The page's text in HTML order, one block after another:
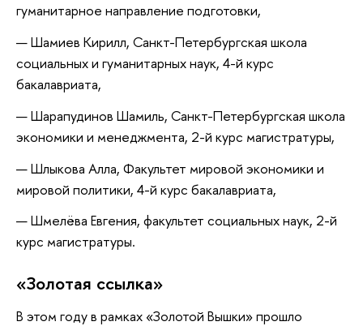
гуманитарное направление подготовки,
Шамиев Кирилл, Санкт-Петербургская школа
социальных и гуманитарных наук, 4-й курс
бакалавриата,
Шарапудинов Шамиль, Санкт-Петербургская школа
экономики и менеджмента, 2-й курс магистратуры,
Шлыкова Алла, Факультет мировой экономики и
мировой политики, 4-й курс бакалавриата,
Шмелёва Евгения, факультет социальных наук, 2-й
курс магистратуры.
«Золотая ссылка»
В этом году в рамках «Золотой Вышки» прошло